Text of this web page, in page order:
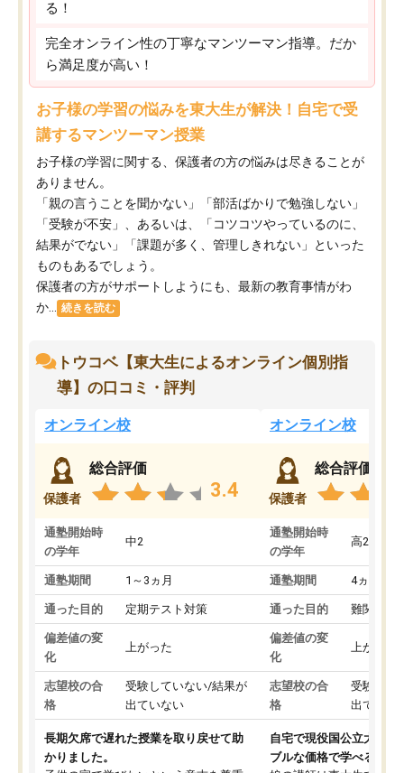
る！
完全オンライン性の丁寧なマンツーマン指導。だか
ら満足度が高い！
お子様の学習の悩みを東大生が解決！自宅で受
講するマンツーマン授業
お子様の学習に関する、保護者の方の悩みは尽きることが
ありません。
「親の言うことを聞かない」「部活ばかりで勉強しない」
「受験が不安」、あるいは、「コツコツやっているのに、
結果がでない」「課題が多く、管理しきれない」といった
ものもあるでしょう。
保護者の方がサポートしようにも、最新の教育事情がわ
か...
続きを読む
トウコベ【東大生によるオンライン個別指
導】の口コミ・評判
オンライン校
保護者
総合評価
3.4
通塾開始時
の学年
中2
通塾期間 1～3ヵ月
通った目的 定期テスト対策
偏差値の変
化
上がった
志望校の合
格
受験していない/結果が
出ていない
長期欠席で遅れた授業を取り戻せて助
かりました。
オンライン校
保護者
総合評価
通塾開始時
の学年
高2
通塾期間 4ヵ月～1
通った目的 難関私立
偏差値の変
化
上がった
志望校の合
格
受験して
出ていな
自宅で現役国公立大学生
ブルな価格で学べる